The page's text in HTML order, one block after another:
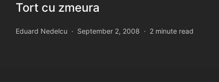
Tort cu zmeura
Eduard Nedelcu September 2, 2008 2 minute read